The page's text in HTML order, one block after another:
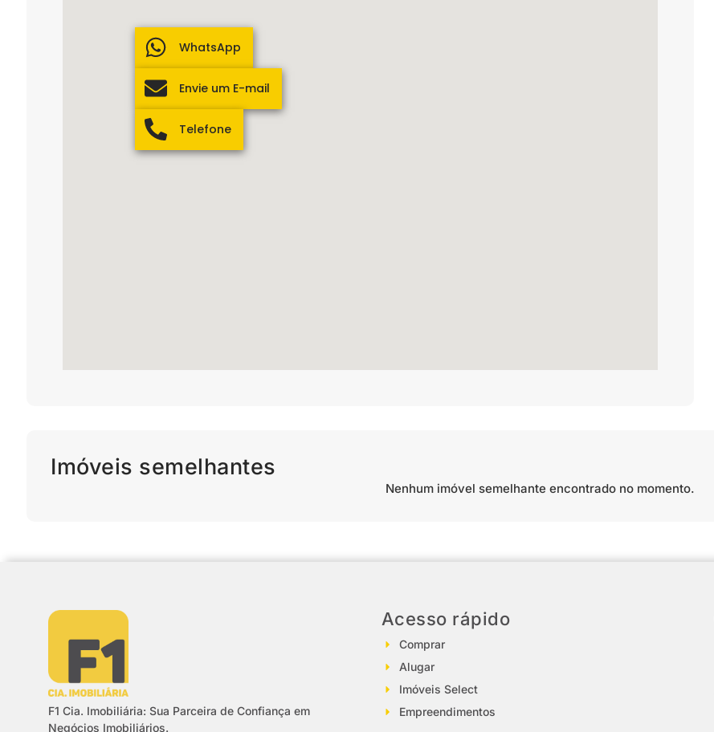
Imóveis semelhantes
Nenhum imóvel semelhante encontrado no momento.
F1 Cia. Imobiliária: Sua Parceira de Confiança em
Negócios Imobiliários.
Acesso rápido
Comprar
Alugar
Imóveis Select
Empreendimentos
WhatsApp
Envie um E-mail
Telefone